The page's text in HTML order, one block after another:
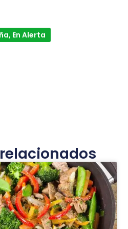
En Alerta